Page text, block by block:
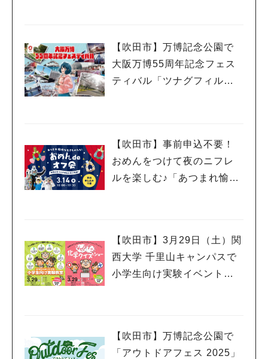
【吹田市】万博記念公園で
大阪万博55周年記念フェス
ティバル「ツナグフィルム1
【吹田市】事前申込不要！
おめんをつけて夜のニフレ
ルを楽しむ♪「あつまれ愉快
【吹田市】3月29日（土）関
西大学 千里山キャンパスで
小学生向け実験イベント、
【吹田市】万博記念公園で
「アウトドアフェス 2025」